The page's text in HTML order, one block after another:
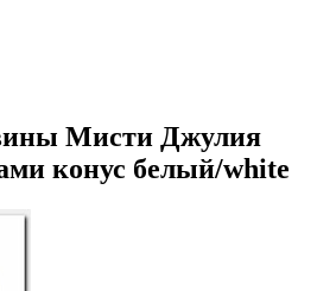
Мисти Джулия
конус белый/white